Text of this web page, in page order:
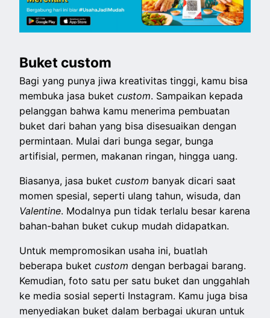
Buket custom
Bagi yang punya jiwa kreativitas tinggi, kamu bisa
membuka jasa buketcustom. Sampaikan kepada
pelanggan bahwa kamu menerima pembuatan
buket dari bahan yang bisa disesuaikan dengan
permintaan. Mulai dari bunga segar, bunga
artifisial, permen, makanan ringan, hingga uang.
Biasanya, jasa buketcustom banyak dicari saat
momen spesial, seperti ulang tahun, wisuda, dan
Valentine. Modalnya pun tidak terlalu besar karena
bahan-bahan buket cukup mudah didapatkan.
Untuk mempromosikan usaha ini, buatlah
beberapa buketcustomdengan berbagai barang.
Kemudian, foto satu per satu buket dan unggahlah
ke media sosial seperti Instagram. Kamu juga bisa
menyediakan buket dalam berbagai ukuran untuk